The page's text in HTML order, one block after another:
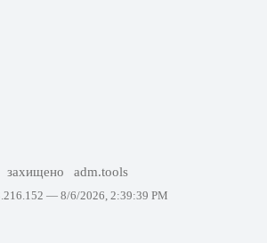
захищено adm.tools
— 8/6/2026, 2:39:39 PM